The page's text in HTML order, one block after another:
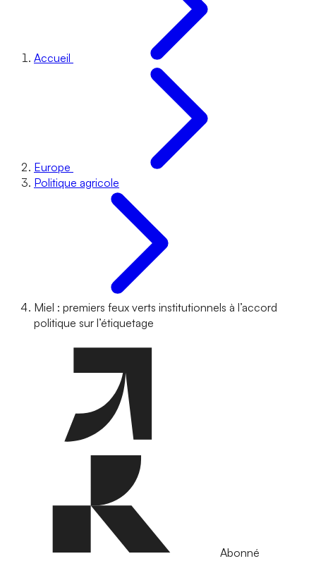
Accueil
Europe
Politique agricole
Miel : premiers feux verts institutionnels à l’accord
politique sur l’étiquetage
Abonné